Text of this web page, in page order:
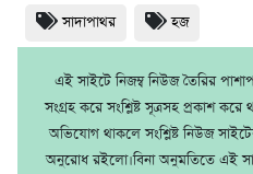
সাদাপাথর হজ
এই সাইটে নিজম্ব নিউজ তৈরির
সংগ্রহ করে সংশ্লিষ্ট সূত্রসহ প্রকাশ
অভিযোগ থাকলে সংশ্লিষ্ট নিউজ
অনুরোধ রইলো।বিনা অনুমতিতে এই